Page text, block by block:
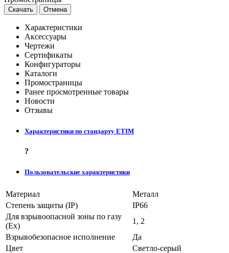
Скачать Отмена
Характеристики
Аксессуары
Чертежи
Сертификаты
Конфигураторы
Каталоги
Промостраницы
Ранее просмотренные товары
Новости
Отзывы
Характеристики по стандарту ETIM
?
Пользовательские характеристики
Материал
Металл
Степень защиты (IP)
IP66
Для взрывоопасной зоны по газу
(Ex)
1, 2
Взрывобезопасное исполнение
Да
Цвет
Светло-серый